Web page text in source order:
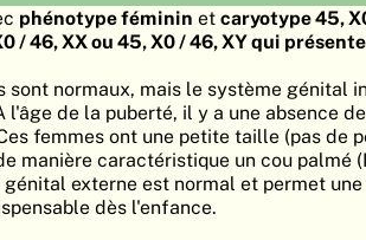
phénotype féminin et caryotype 45, X
0/ 46, XX ou 45, X0/ 46, XY qui
sont normaux, mais le système génital
l'âge de la puberté, il y a une absence
femmes ont une petite taille (pas de
manière caractéristique un cou palmé
externe est normal et permet une
dès l'enfance.